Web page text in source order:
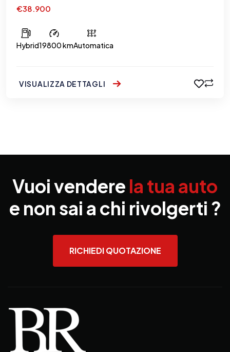
€38.900
Hybrid19800 kmAutomatica
VISUALIZZA DETTAGLI
Vuoi vendere la tua auto
e non sai a chi rivolgerti ?
RICHIEDI QUOTAZIONE